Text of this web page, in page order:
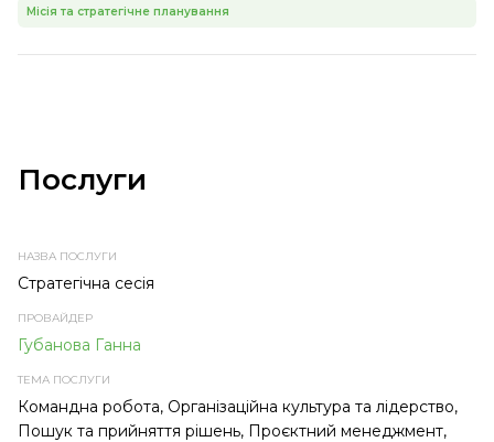
Місія та стратегічне планування
Послуги
НАЗВА ПРОВАЙДЕР
Стратегічна сесія
Губанова Ганна
Командна робота, Організаційна культура та лідерство,
Пошук та прийняття рішень, Проєктний менеджмент,